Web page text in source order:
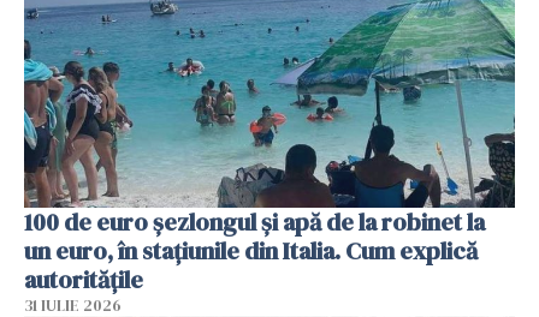
100 de euro șezlongul și apă de la robinet la
un euro, în stațiunile din Italia. Cum explică
autoritățile
31 IULIE 2026